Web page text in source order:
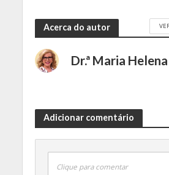
Acerca do autor
Dr.ª Maria Helena
Adicionar comentário
Clique para comentar